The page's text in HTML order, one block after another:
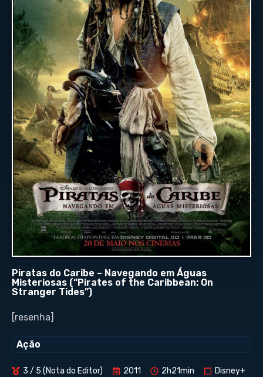
Piratas do Caribe – Navegando em Águas
Misteriosas (“Pirates of the Caribbean: On
Stranger Tides”)
[resenha]
Ação
3 / 5 (Nota do Editor) 2011 2h21min Disney+